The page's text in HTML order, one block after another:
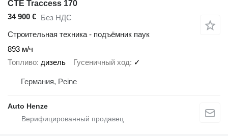
CTE Traccess 170
34 900 € Без НДС
Строительная техника - подъёмник паук
893 м/ч
Топливо дизель Гусеничный ход ✓
Германия, Peine
Auto Henze